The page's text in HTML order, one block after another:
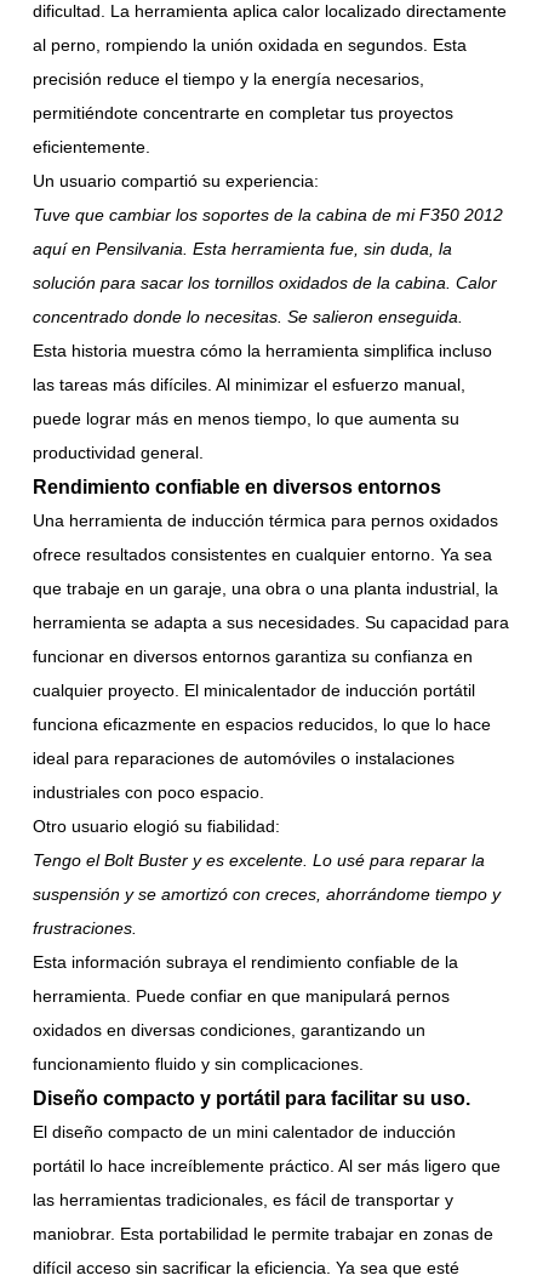
dificultad. La herramienta aplica calor localizado directamente
al perno, rompiendo la unión oxidada en segundos. Esta
precisión reduce el tiempo y la energía necesarios,
permitiéndote concentrarte en completar tus proyectos
eficientemente.
Un usuario compartió su experiencia:
Tuve que cambiar los soportes de la cabina de mi F350 2012
aquí en Pensilvania. Esta herramienta fue, sin duda, la
solución para sacar los tornillos oxidados de la cabina. Calor
concentrado donde lo necesitas. Se salieron enseguida.
Esta historia muestra cómo la herramienta simplifica incluso
las tareas más difíciles. Al minimizar el esfuerzo manual,
puede lograr más en menos tiempo, lo que aumenta su
productividad general.
Rendimiento confiable en diversos entornos
Una herramienta de inducción térmica para pernos oxidados
ofrece resultados consistentes en cualquier entorno. Ya sea
que trabaje en un garaje, una obra o una planta industrial, la
herramienta se adapta a sus necesidades. Su capacidad para
funcionar en diversos entornos garantiza su confianza en
cualquier proyecto. El minicalentador de inducción portátil
funciona eficazmente en espacios reducidos, lo que lo hace
ideal para reparaciones de automóviles o instalaciones
industriales con poco espacio.
Otro usuario elogió su fiabilidad:
Tengo el Bolt Buster y es excelente. Lo usé para reparar la
suspensión y se amortizó con creces, ahorrándome tiempo y
frustraciones.
Esta información subraya el rendimiento confiable de la
herramienta. Puede confiar en que manipulará pernos
oxidados en diversas condiciones, garantizando un
funcionamiento fluido y sin complicaciones.
Diseño compacto y portátil para facilitar su uso.
El diseño compacto de un mini calentador de inducción
portátil lo hace increíblemente práctico. Al ser más ligero que
las herramientas tradicionales, es fácil de transportar y
maniobrar. Esta portabilidad le permite trabajar en zonas de
difícil acceso sin sacrificar la eficiencia. Ya sea que esté